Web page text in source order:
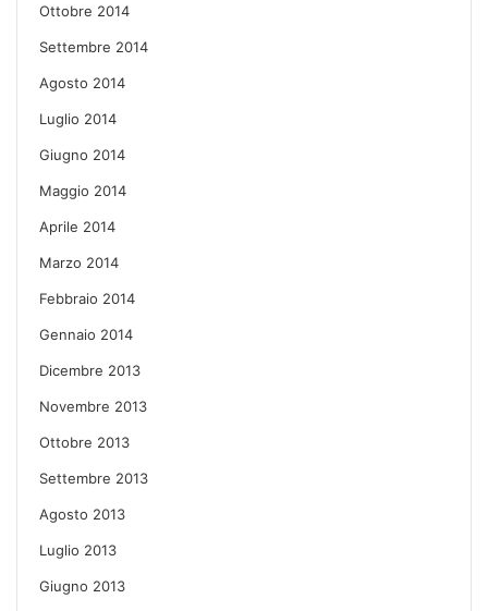
Ottobre 2014
Settembre 2014
Agosto 2014
Luglio 2014
Giugno 2014
Maggio 2014
Aprile 2014
Marzo 2014
Febbraio 2014
Gennaio 2014
Dicembre 2013
Novembre 2013
Ottobre 2013
Settembre 2013
Agosto 2013
Luglio 2013
Giugno 2013